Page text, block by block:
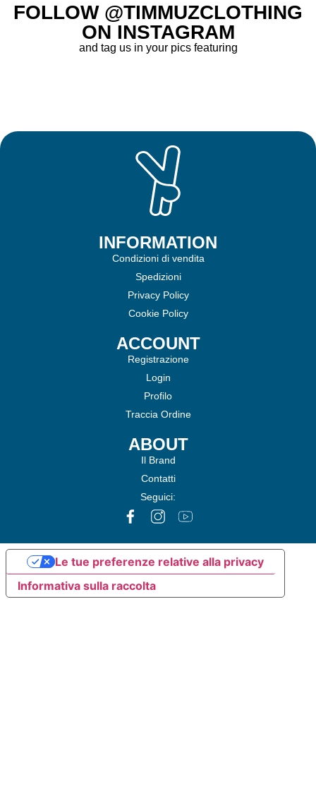
FOLLOW @TIMMUZCLOTHING
ON INSTAGRAM
and tag us in your pics featuring
INFORMATION
Condizioni di vendita
Spedizioni
Privacy Policy
Cookie Policy
ACCOUNT
Registrazione
Login
Profilo
Traccia Ordine
ABOUT
Il Brand
Contatti
Seguici:
Informativa sulla raccolta
Le tue preferenze relative alla privacy